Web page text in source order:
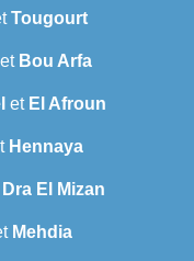
Tougourt
Bou Arfa
et El Afroun
Hennaya
Dra El Mizan
Mehdia